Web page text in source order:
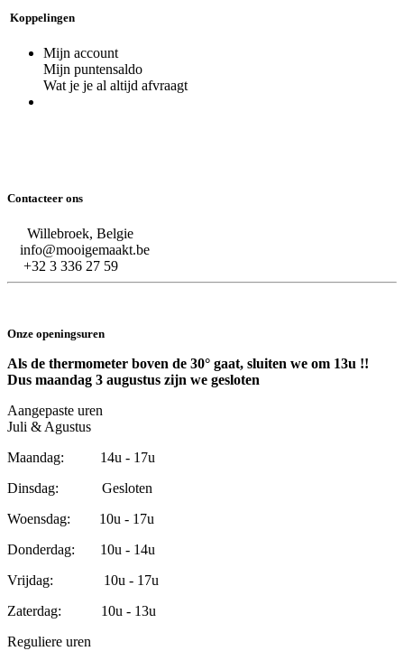
Koppelingen
Mijn account
Mijn puntensaldo
Wat je je al altijd afvraagt
Contacteer ons
Willebroek, Belgie
info@mooigemaakt.be
+32 3 336 27 59
Onze openingsuren
Als de thermometer boven de 30° gaat, sluiten we om 13u !!
Dus maandag 3 augustus zijn we gesloten
Aangepaste uren
Juli & Agustus
Maandag: 14u - 17u
Dinsdag: Gesloten
Woensdag: 10u - 17u
Donderdag: 10u - 14u
Vrijdag: 10u - 17u
Zaterdag: 10u - 13u
Reguliere uren